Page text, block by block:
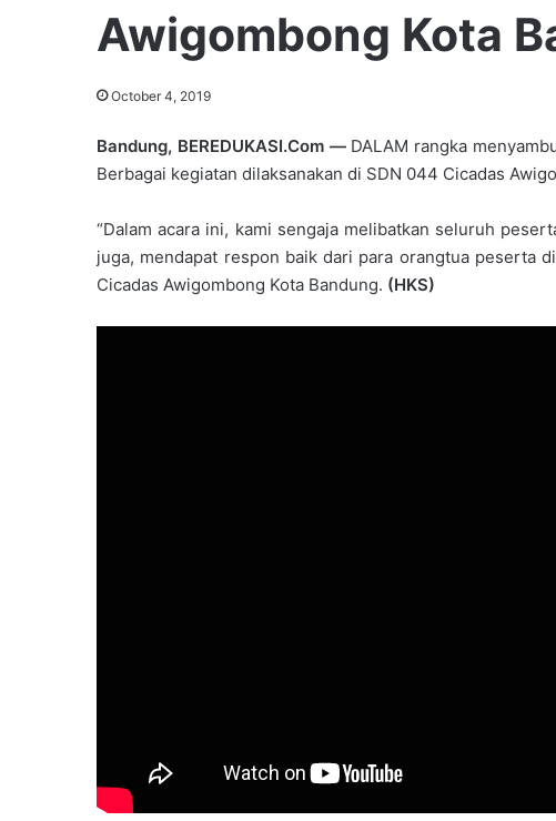
Awigombong Kota
October 4, 2019
Bandung, BEREDUKASI.Com —DALAM rangka
Berbagai kegiatan dilaksanakan di SDN 044 Cicadas
“Dalam acara ini, kami sengaja melibatkan seluruh
juga, mendapat respon baik dari para orangtua peserta
Cicadas Awigombong Kota Bandung. (HKS)